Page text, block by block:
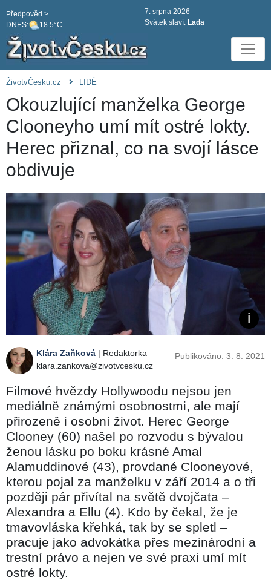
DNES: 18.5°C
Předpověd >
7. srpna 2026
Svátek slaví: Lada
ŽivotvČesku.cz LIDÉ
Okouzlující manželka George
Clooneyho umí mít ostré lokty.
Herec přiznal, co na svojí lásce
obdivuje
Klára Zaňková | Redaktorka
klara.zankova@zivotvcesku.cz
Publikováno: 3. 8. 2021
Filmové hvězdy Hollywoodu nejsou jen
mediálně známými osobnostmi, ale mají
přirozeně i osobní život. Herec George
Clooney (60) našel po rozvodu s bývalou
ženou lásku po boku krásné Amal
Alamuddinové (43), provdané Clooneyové,
kterou pojal za manželku v září 2014 a o tři
později pár přivítal na světě dvojčata –
Alexandra a Ellu (4). Kdo by čekal, že je
tmavovláska křehká, tak by se spletl –
pracuje jako advokátka přes mezinárodní a
trestní právo a nejen ve své praxi umí mít
ostré lokty.